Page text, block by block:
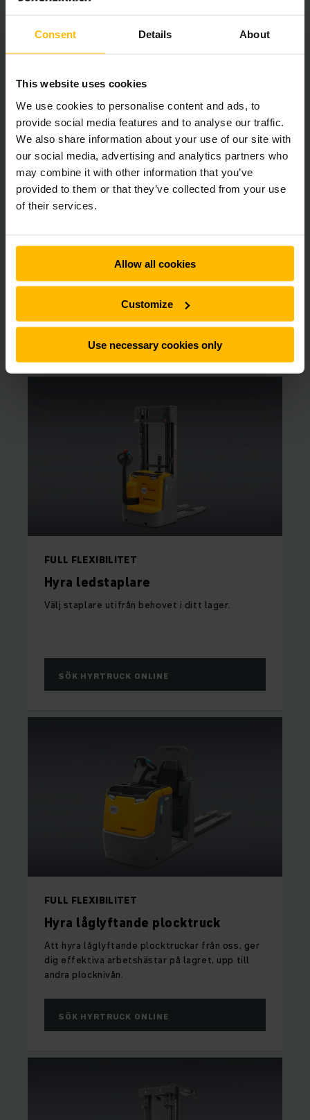
Consent Details About
This website uses cookies
We use cookies to personalise content and ads, to
provide social media features and to analyse our traffic.
We also share information about your use of our site with
our social media, advertising and analytics partners who
may combine it with other information that you’ve
provided to them or that they’ve collected from your use
of their services.
Allow all cookies
Customize
Use necessary cookies only
Hyra ledtruck / låglyftare
Vi har låglyftare/ledtruckar för alla behov. Hitta
rätt låglyftare för just ditt lager.
FULL FLEXIBILITET
Hyra ledstaplare
Välj staplare utifrån behovet i ditt lager.
SÖK HYRTRUCK ONLINE
FULL FLEXIBILITET
Hyra låglyftande plocktruck
Att hyra låglyftande plocktruckar från oss, ger
dig effektiva arbetshästar på lagret, upp till
andra plocknivån.
SÖK HYRTRUCK ONLINE